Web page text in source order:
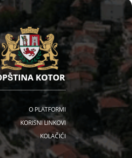
O PLATFORMI
KORISNI LINKOVI
KOLAČIĆI